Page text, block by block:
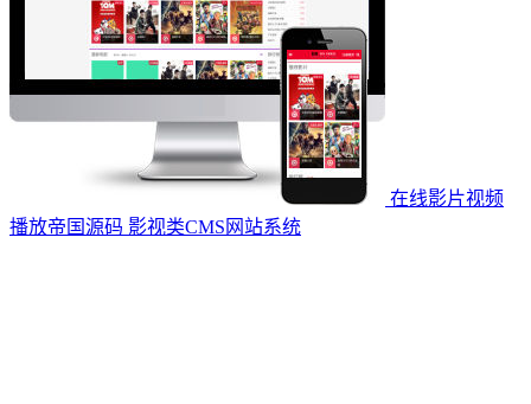
在线影片视频
播放帝国源码 影视类CMS网站系统